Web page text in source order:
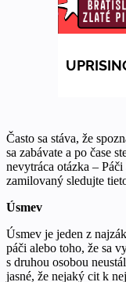
Často sa stáva, že
sa zabávate a po čase
nevytráca otázka –
zamilovaný sledujte
Úsmev
Úsmev je jeden z
páči alebo toho, že sa
s druhou osobou
jasné, že nejaký cit k